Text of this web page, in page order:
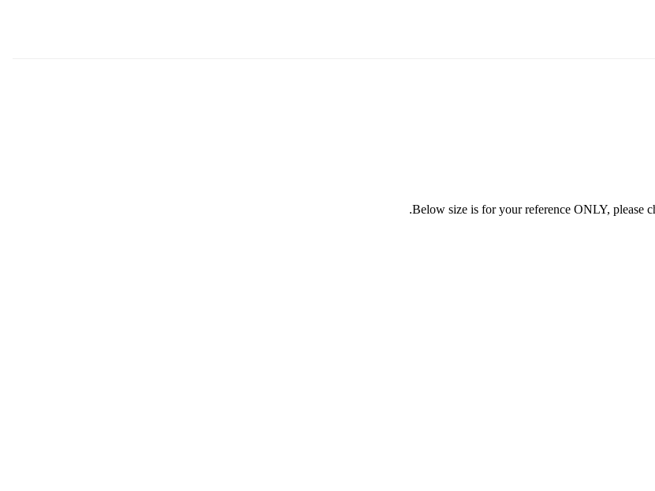
Below size is for your reference ONLY, please